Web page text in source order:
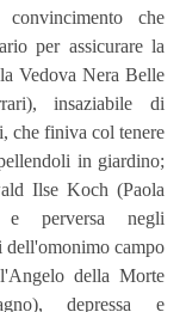
che
per assicurare la
Vedova Nera Belle
insaziabile di
che finiva col tenere
in giardino;
Ilse Koch (Paola
e perversa negli
dell'omonimo campo
della Morte
depressa e